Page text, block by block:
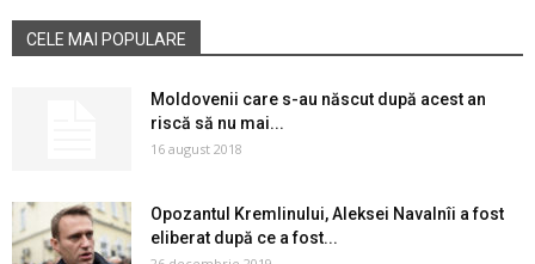
CELE MAI POPULARE
Moldovenii care s-au născut după acest an
riscă să nu mai...
16 august 2018
Opozantul Kremlinului, Aleksei Navalnîi a fost
eliberat după ce a fost...